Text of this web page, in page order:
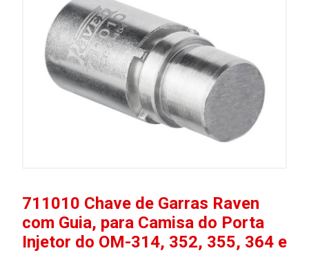
711010 Chave de Garras Raven
com Guia, para Camisa do Porta
Injetor do OM-314, 352, 355, 364 e